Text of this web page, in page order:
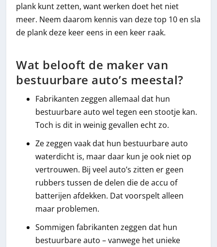
plank kunt zetten, want werken doet het niet
meer. Neem daarom kennis van deze top 10 en sla
de plank deze keer eens in een keer raak.
Wat belooft de maker van
bestuurbare auto’s meestal?
Fabrikanten zeggen allemaal dat hun
bestuurbare auto wel tegen een stootje kan.
Toch is dit in weinig gevallen echt zo.
Ze zeggen vaak dat hun bestuurbare auto
waterdicht is, maar daar kun je ook niet op
vertrouwen. Bij veel auto’s zitten er geen
rubbers tussen de delen die de accu of
batterijen afdekken. Dat voorspelt alleen
maar problemen.
Sommigen fabrikanten zeggen dat hun
bestuurbare auto – vanwege het unieke